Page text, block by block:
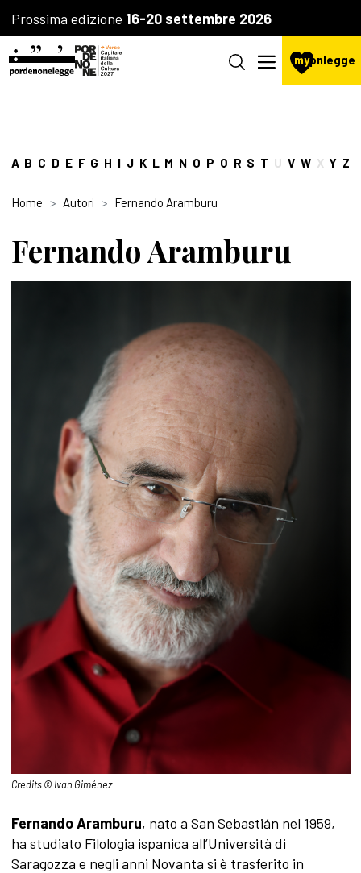
Prossima edizione 16-20 settembre 2026
mypnlegge
A B C D E F G H I J K L M N O P Q R S T U V W X Y Z
Home Autori Fernando Aramburu
Fernando Aramburu
Credits © Ivan Giménez
Fernando Aramburu, nato a San Sebastián nel 1959,
ha studiato Filologia ispanica all’Università di
Saragozza e negli anni Novanta si è trasferito in